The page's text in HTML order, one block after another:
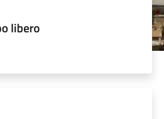
libero